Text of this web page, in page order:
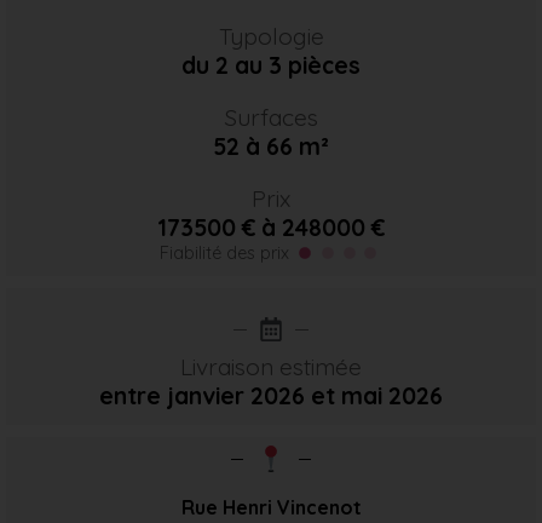
Typologie
du 2 au 3 pièces
Surfaces
52 à 66 m²
Prix
173500 € à 248000 €
Fiabilité des prix
Livraison estimée
entre janvier 2026 et mai 2026
Rue Henri Vincenot